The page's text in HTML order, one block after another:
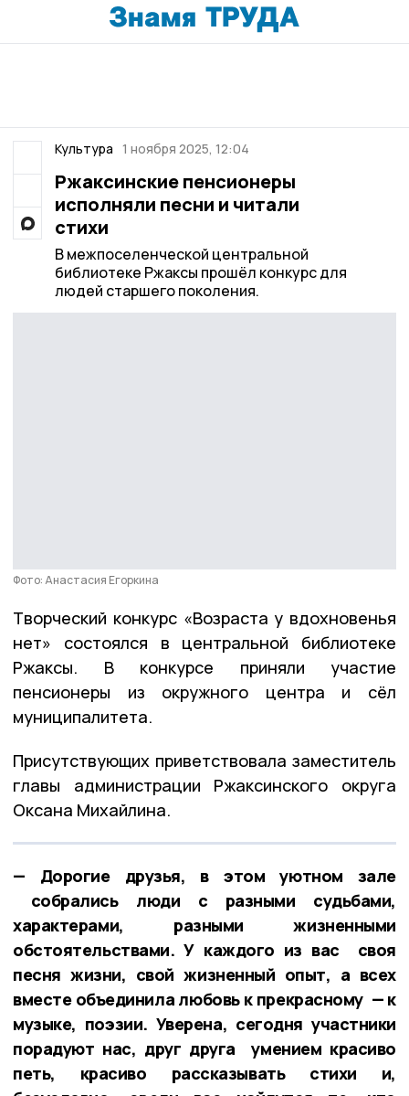
Культура 1 ноября 2025, 12:04
Ржаксинские пенсионеры
исполняли песни и читали
стихи
В межпоселенческой центральной
библиотеке Ржаксы прошёл конкурс для
людей старшего поколения.
Фото: Анастасия Егоркина
Творческий конкурс «Возраста у вдохновенья
нет» состоялся в центральной библиотеке
Ржаксы. В конкурсе приняли участие
пенсионеры из окружного центра и сёл
муниципалитета.
Присутствующих приветствовала заместитель
главы администрации Ржаксинского округа
Оксана Михайлина.
— Дорогие друзья, в этом уютном зале
собрались люди с разными судьбами,
характерами, разными жизненными
обстоятельствами. У каждого из вас своя
песня жизни, свой жизненный опыт, а всех
вместе объединила любовь к прекрасному — к
музыке, поэзии. Уверена, сегодня участники
порадуют нас, друг друга умением красиво
петь, красиво рассказывать стихи и,